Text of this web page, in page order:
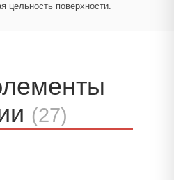
цельность поверхности.
(27)